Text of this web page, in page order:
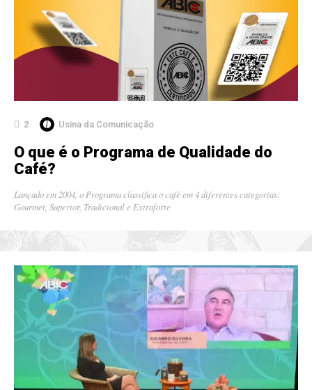
2 Usina da Comunicação
O que é o Programa de Qualidade do
Café?
Lançado em 2004, o Programa classifica o café em 4 diferentes categorias:
Gourmet, Superior, Tradicional e Extraforte